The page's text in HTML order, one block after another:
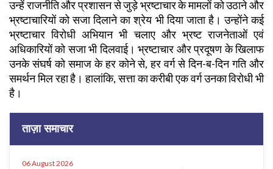
उन्हें राजनीति और प्रशासन से जुड़े भ्रष्टाचार के मामलों को उठाने और
भ्रष्टाचारियों को सजा दिलाने का श्रेय भी दिया जाता है। उन्होंने कई
भ्रष्टाचार विरोधी अभियान भी चलाए और भ्रष्ट राजनेताओं एवं
अधिकारियों को सजा भी दिलवाई। भ्रष्टाचार और प्रदूषण के खिलाफ
उनके संघर्ष को समाज के हर कोने से, हर वर्ग से दिन-ब-दिन गति और
समर्थन मिल रहा है। हालांकि, सत्ता का करीबी एक वर्ग उनका विरोधी भी
है।
ताज़ा समाचार
06 August 2026